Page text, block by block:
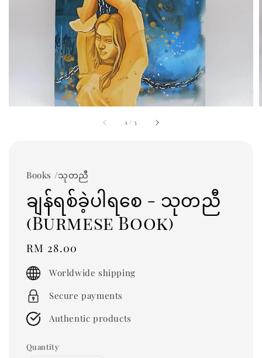
1 / 3
Books /သုတညီ
ချန်ရစ်ခဲ့ပါရစေ - သုတညီ
(Burmese Book)
Regular
price
RM 28.00
Worldwide shipping
Secure payments
Authentic products
Quantity